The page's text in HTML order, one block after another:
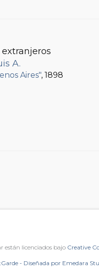
A.
Aires", 1898
están licenciados bajo Creative
- Diseñada por Emedara